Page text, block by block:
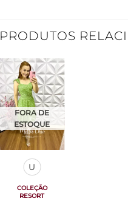
PRODUTOS
Adicionar
à Lista
FORA DE
ESTOQUE
U
COLEÇÃO
RESORT